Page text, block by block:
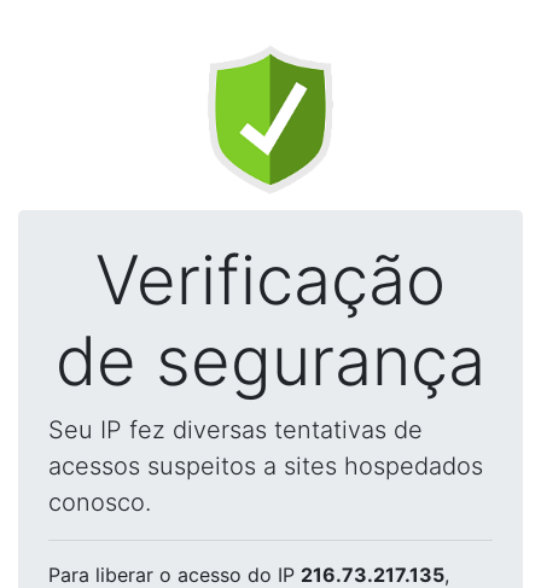
Verificação
de segurança
Seu IP fez diversas tentativas de
acessos suspeitos a sites hospedados
conosco.
Para liberar o acesso do IP 216.73.217.135,